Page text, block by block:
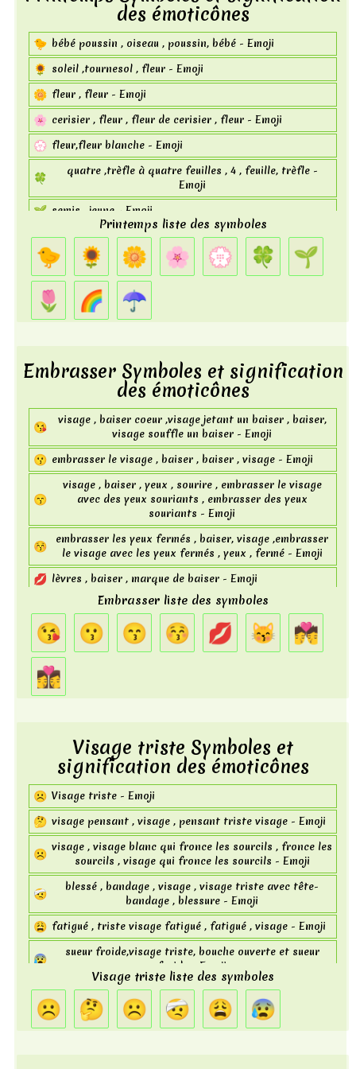
video , camera - Emoji
📸
video , appareil photo , appareil photo avec flash ,
flash - Emoji
📹 caméra vidéo , vidéo , appareil photo - Emoji
📼 bande , vidéocassette , vhs , vidéo - Emoji
𝄡 symbole musical clé en do - Emoji
🎼 partition musicale - Emoji
des émoticônes
🐤 bébé poussin , oiseau , poussin, bébé - Emoji
🌻 soleil ,tournesol , fleur - Emoji
🌼 fleur , fleur - Emoji
🌸 cerisier , fleur , fleur de cerisier , fleur - Emoji
💮 fleur,fleur blanche - Emoji
🍀
quatre ,trèfle à quatre feuilles , 4 , feuille, trèfle -
Emoji
🌱 semis , jeune - Emoji
🌷 fleur,tulipe - Emoji
🌈 rainbow , rain - Emoji
☂️ parapluie , pluie, vêtements - Emoji
Printemps liste des symboles
🐤 🌻 🌼 🌸 💮 🍀
🌱
🌷
🌈 ☂️
Embrasser Symboles et signification
des émoticônes
😘
visage , baiser coeur ,visage jetant un baiser , baiser,
visage souffle un baiser - Emoji
😗 embrasser le visage , baiser , baiser , visage - Emoji
😙
visage , baiser , yeux , sourire , embrasser le visage
avec des yeux souriants , embrasser des yeux
souriants - Emoji
😚
embrasser les yeux fermés , baiser, visage ,embrasser
le visage avec les yeux fermés , yeux , fermé - Emoji
💋 lèvres , baiser , marque de baiser - Emoji
😽
oeil , baiser le chat , baiser , chat , baiser le visage de
chat , visage , embrasser le visage de chat avec les
yeux fermés - Emoji
💏 kissing - Emoji
👩‍❤️‍💋‍👩 woman kissing - Emoji
Embrasser liste des symboles
😘 😗 😙 😚 💋 😽
💏
👩‍❤️‍💋‍👩
Visage triste Symboles et
signification des émoticônes
☹ Visage triste - Emoji
🤔 visage pensant , visage , pensant triste visage - Emoji
☹️ visage , visage blanc qui fronce les sourcils , fronce les
sourcils , visage qui fronce les sourcils - Emoji
🤕
blessé , bandage , visage , visage triste avec tête-
bandage , blessure - Emoji
😩 fatigué , triste visage fatigué , fatigué , visage - Emoji
😰
sueur froide,visage triste, bouche ouverte et sueur
froide - Emoji
Visage triste liste des symboles
☹ 🤔 ☹️ 🤕 😩 😰